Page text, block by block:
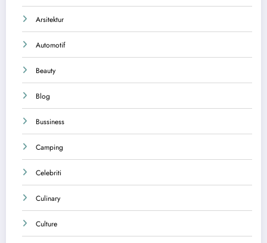
Arsitektur
Automotif
Beauty
Blog
Bussiness
Camping
Celebriti
Culinary
Culture